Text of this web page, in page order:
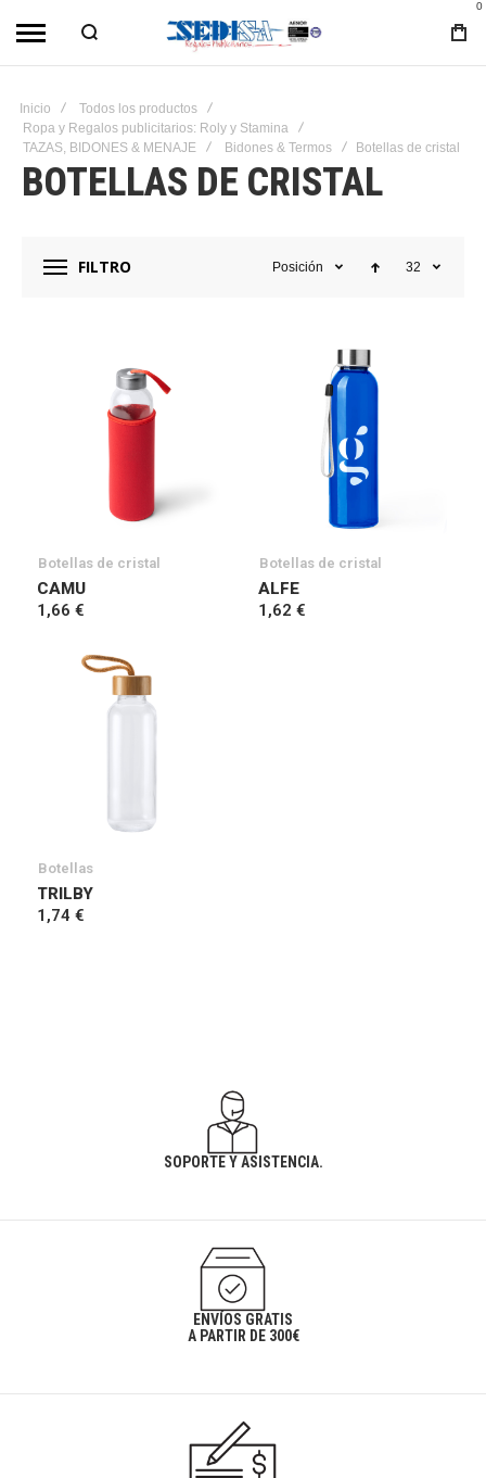
0
Inicio
Todos los productos
Ropa y Regalos publicitarios: Roly y Stamina
TAZAS, BIDONES & MENAJE
Bidones & Termos Botellas de cristal
BOTELLAS DE CRISTAL
FILTRO Posición 32
Botellas de cristal
CAMU
1,66 €
Botellas de cristal
ALFE
1,62 €
Botellas
TRILBY
1,74 €
SOPORTE Y ASISTENCIA.
ENVÍOS GRATIS
A PARTIR DE 300€